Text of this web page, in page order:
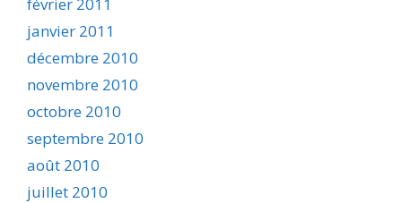
janvier 2011
décembre 2010
novembre 2010
octobre 2010
septembre 2010
août 2010
juillet 2010